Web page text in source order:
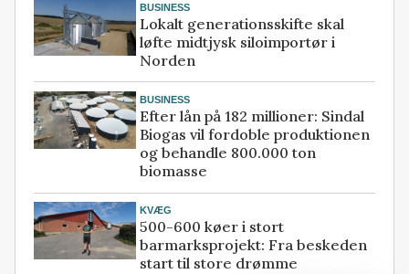
BUSINESS
Lokalt generationsskifte skal
løfte midtjysk siloimportør i
Norden
BUSINESS
Efter lån på 182 millioner: Sindal
Biogas vil fordoble produktionen
og behandle 800.000 ton
biomasse
KVÆG
500-600 køer i stort
barmarksprojekt: Fra beskeden
start til store drømme